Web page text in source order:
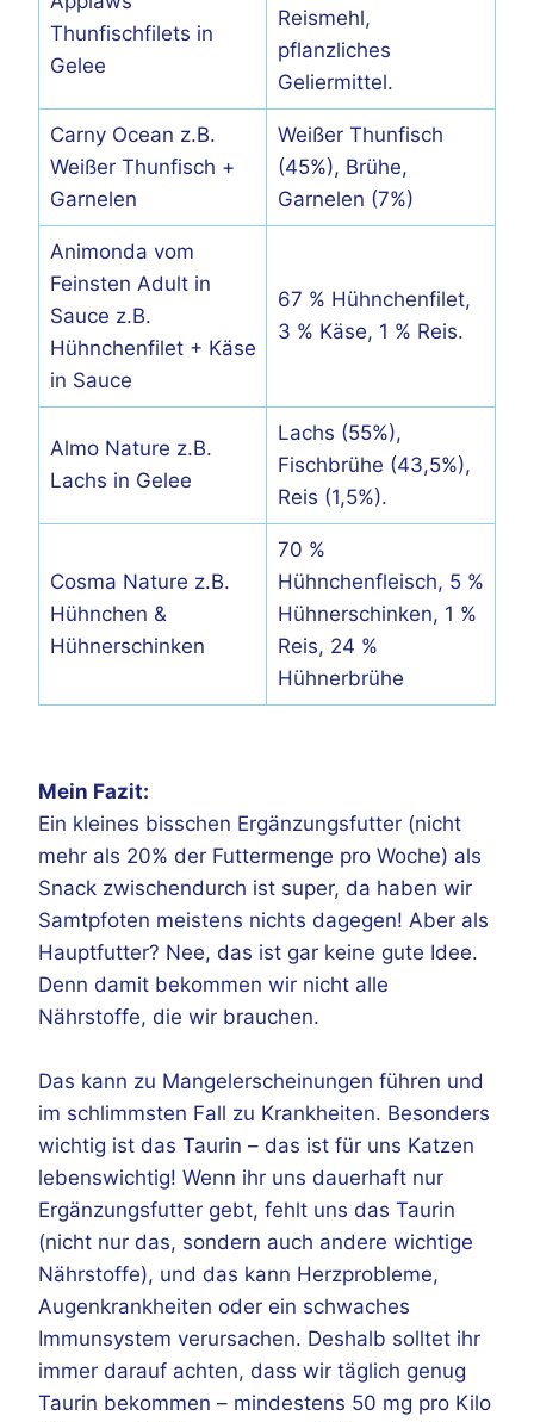
Thunfischfilets in
Gelee
Reismehl,
pflanzliches
Geliermittel.
Carny Ocean z.B.
Weißer Thunfisch +
Garnelen
Weißer Thunfisch
(45%), Brühe,
Garnelen (7%)
Animonda vom
Feinsten Adult in
Sauce z.B.
Hühnchenfilet + Käse
in Sauce
67 % Hühnchenfilet,
3 % Käse, 1 % Reis.
Almo Nature z.B.
Lachs in Gelee
Lachs (55%),
Fischbrühe (43,5%),
Reis (1,5%).
Cosma Nature z.B.
Hühnchen &
Hühnerschinken
70 %
Hühnchenfleisch, 5 %
Hühnerschinken, 1 %
Reis, 24 %
Hühnerbrühe
Mein Fazit:
Ein kleines bisschen Ergänzungsfutter (nicht
mehr als 20% der Futtermenge pro Woche) als
Snack zwischendurch ist super, da haben wir
Samtpfoten meistens nichts dagegen! Aber als
Hauptfutter? Nee, das ist gar keine gute Idee.
Denn damit bekommen wir nicht alle
Nährstoffe, die wir brauchen.
Das kann zu Mangelerscheinungen führen und
im schlimmsten Fall zu Krankheiten. Besonders
wichtig ist das Taurin – das ist für uns Katzen
lebenswichtig! Wenn ihr uns dauerhaft nur
Ergänzungsfutter gebt, fehlt uns das Taurin
(nicht nur das, sondern auch andere wichtige
Nährstoffe), und das kann Herzprobleme,
Augenkrankheiten oder ein schwaches
Immunsystem verursachen. Deshalb solltet ihr
immer darauf achten, dass wir täglich genug
Taurin bekommen – mindestens 50 mg pro Kilo